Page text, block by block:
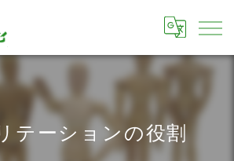
テーションの役割